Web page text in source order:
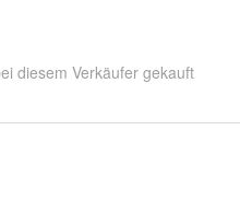
diesem Verkäufer gekauft